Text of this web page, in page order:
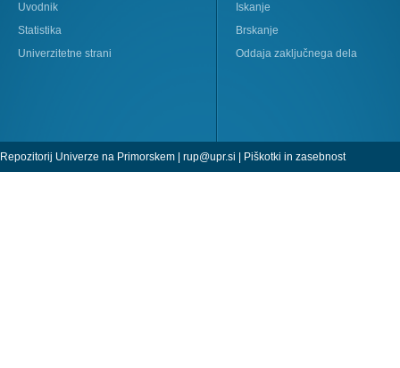
Uvodnik
Statistika
Univerzitetne strani
Iskanje
Brskanje
Oddaja zaključnega dela
Repozitorij Univerze na Primorskem | rup@upr.si | Piškotki in zasebnost